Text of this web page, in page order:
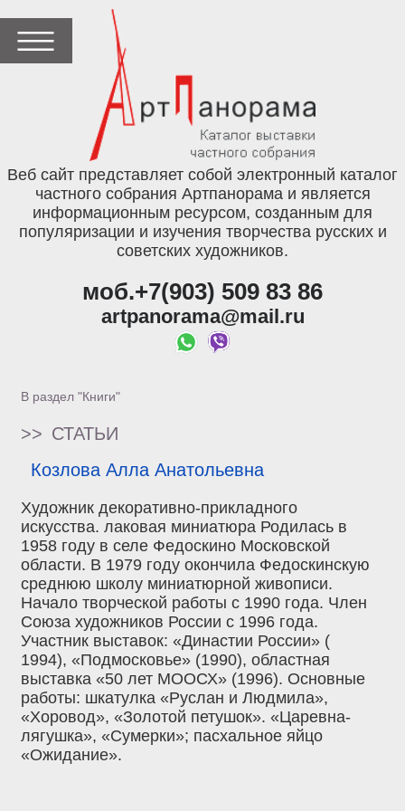
Веб сайт представляет собой электронный каталог
частного собрания Артпанорама и является
информационным ресурсом, созданным для
популяризации и изучения творчества русских и
советских художников.
моб.+7(903) 509 83 86
artpanorama@mail.ru
В раздел "Книги"
>> СТАТЬИ
Козлова Алла Анатольевна
Художник декоративно-прикладного
искусства. лаковая миниатюра Родилась в
1958 году в селе Федоскино Московской
области. В 1979 году окончила Федоскинскую
среднюю школу миниатюрной живописи.
Начало творческой работы с 1990 года. Член
Союза художников России с 1996 года.
Участник выставок: «Династии России» (
1994), «Подмосковье» (1990), областная
выставка «50 лет МООСХ» (1996). Основные
работы: шкатулка «Руслан и Людмила»,
«Хоровод», «Золотой петушок». «Царевна-
лягушка», «Сумерки»; пасхальное яйцо
«Ожидание».